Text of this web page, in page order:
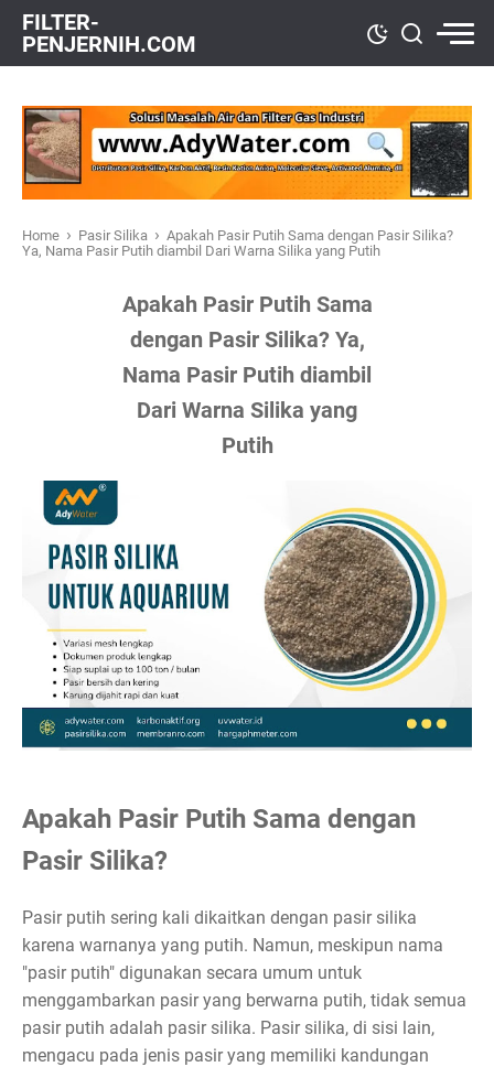
FILTER-
PENJERNIH.COM
Home › Pasir Silika › Apakah Pasir Putih Sama dengan Pasir Silika?
Ya, Nama Pasir Putih diambil Dari Warna Silika yang Putih
Apakah Pasir Putih Sama
dengan Pasir Silika? Ya,
Nama Pasir Putih diambil
Dari Warna Silika yang
Putih
Apakah Pasir Putih Sama dengan
Pasir Silika?
Pasir putih sering kali dikaitkan dengan pasir silika
karena warnanya yang putih. Namun, meskipun nama
"pasir putih" digunakan secara umum untuk
menggambarkan pasir yang berwarna putih, tidak semua
pasir putih adalah pasir silika. Pasir silika, di sisi lain,
mengacu pada jenis pasir yang memiliki kandungan